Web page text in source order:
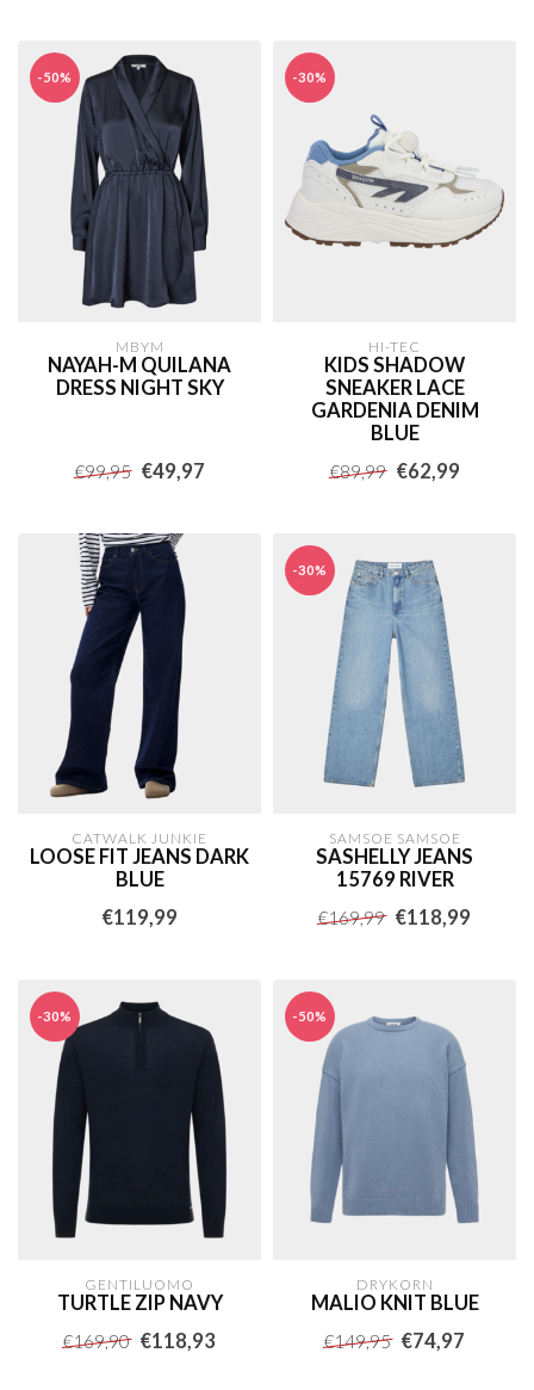
-50%
MBYM
NAYAH-M QUILANA
DRESS NIGHT SKY
€99,95 €49,97
-30%
HI-TEC
KIDS SHADOW
SNEAKER LACE
GARDENIA DENIM
BLUE
€89,99 €62,99
CATWALK JUNKIE
LOOSE FIT JEANS DARK
BLUE
€119,99
-30%
SAMSOE SAMSOE
SASHELLY JEANS
15769 RIVER
€169,99 €118,99
-30%
GENTILUOMO
TURTLE ZIP NAVY
€169,90 €118,93
-50%
DRYKORN
MALIO KNIT BLUE
€149,95 €74,97